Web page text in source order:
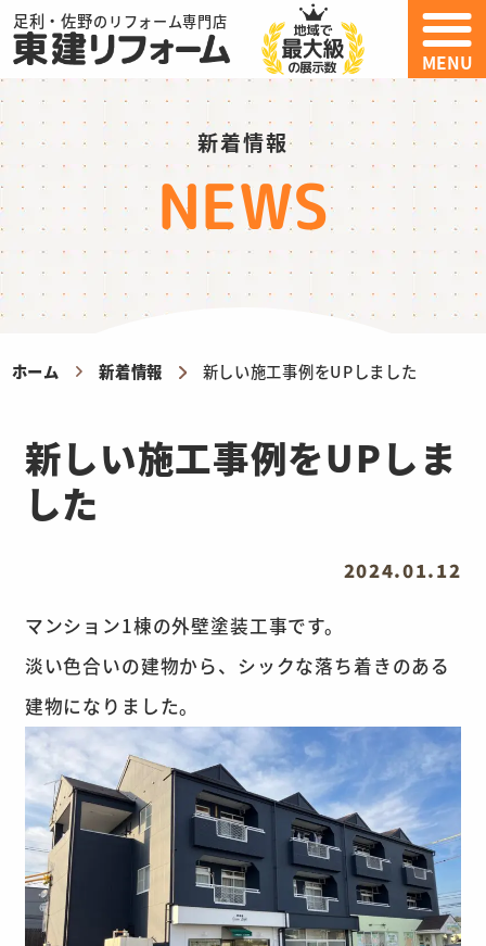
足利・佐野のリフォーム専門店
MENU
新着情報
NEWS
ホーム 新着情報 新しい施工事例をUPしました
新しい施工事例をUPしま
した
2024.01.12
マンション1棟の外壁塗装工事です。
淡い色合いの建物から、シックな落ち着きのある
建物になりました。